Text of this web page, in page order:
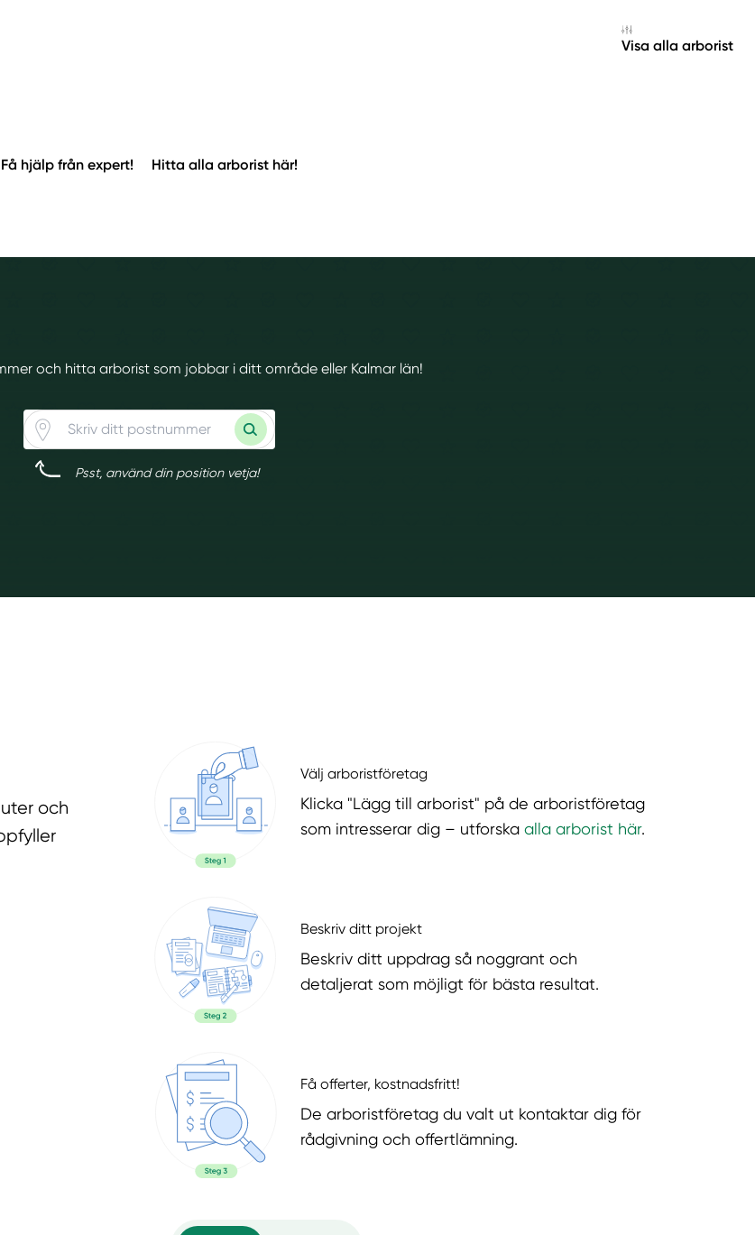
Visa alla arborist
Få hjälp från expert! Hitta alla arborist här!
och hitta arborist som jobbar i ditt område eller Kalmar län!
Psst, använd din position vetja!
och
Välj arboristföretag
Klicka "Lägg till arborist" på de arboristföretag
som intresserar dig – utforska alla arborist här.
Beskriv ditt projekt
Beskriv ditt uppdrag så noggrant och
detaljerat som möjligt för bästa resultat.
Få offerter, kostnadsfritt!
De arboristföretag du valt ut kontaktar dig för
rådgivning och offertlämning.